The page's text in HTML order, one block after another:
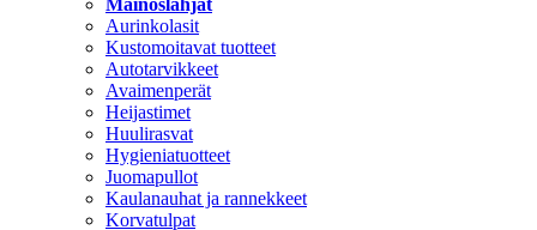
Mainoslahjat
Aurinkolasit
Kustomoitavat tuotteet
Autotarvikkeet
Avaimenperät
Heijastimet
Huulirasvat
Hygieniatuotteet
Juomapullot
Kaulanauhat ja rannekkeet
Korvatulpat